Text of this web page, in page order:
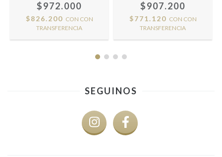
$972.000
$826.200 CON CON
TRANSFERENCIA
$907.200
$771.120 CON CON
TRANSFERENCIA
SEGUINOS